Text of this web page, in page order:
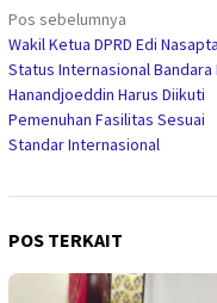
Navigasi
pos
Pos sebelumnya
Wakil Ketua DPRD Edi
Status Internasional Bandara
Hanandjoeddin Harus Diikuti
Pemenuhan Fasilitas Sesuai
Standar Internasional
POS TERKAIT